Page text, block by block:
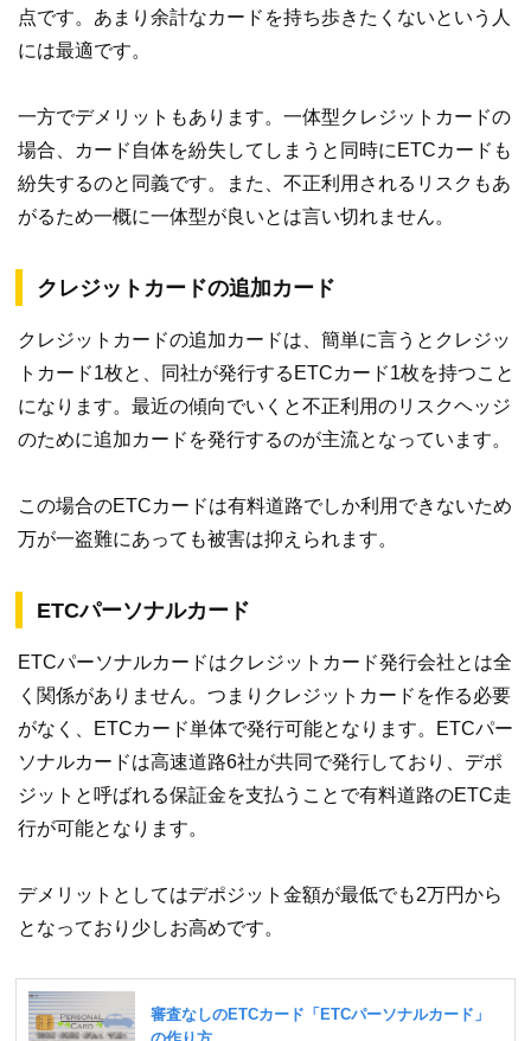
点です。あまり余計なカードを持ち歩きたくないという人
には最適です。
一方でデメリットもあります。一体型クレジットカードの
場合、カード自体を紛失してしまうと同時にETCカードも
紛失するのと同義です。また、不正利用されるリスクもあ
がるため一概に一体型が良いとは言い切れません。
クレジットカードの追加カード
クレジットカードの追加カードは、簡単に言うとクレジッ
トカード1枚と、同社が発行するETCカード1枚を持つこと
になります。最近の傾向でいくと不正利用のリスクヘッジ
のために追加カードを発行するのが主流となっています。
この場合のETCカードは有料道路でしか利用できないため
万が一盗難にあっても被害は抑えられます。
ETCパーソナルカード
ETCパーソナルカードはクレジットカード発行会社とは全
く関係がありません。つまりクレジットカードを作る必要
がなく、ETCカード単体で発行可能となります。ETCパー
ソナルカードは高速道路6社が共同で発行しており、デポ
ジットと呼ばれる保証金を支払うことで有料道路のETC走
行が可能となります。
デメリットとしてはデポジット金額が最低でも2万円から
となっており少しお高めです。